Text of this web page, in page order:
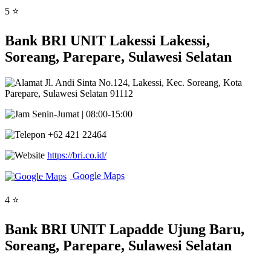
5 ⭐
Bank BRI UNIT Lakessi Lakessi,
Soreang, Parepare, Sulawesi Selatan
Jl. Andi Sinta No.124, Lakessi, Kec. Soreang, Kota
Parepare, Sulawesi Selatan 91112
Senin-Jumat | 08:00-15:00
+62 421 22464
https://bri.co.id/
Google Maps
4 ⭐
Bank BRI UNIT Lapadde Ujung Baru,
Soreang, Parepare, Sulawesi Selatan